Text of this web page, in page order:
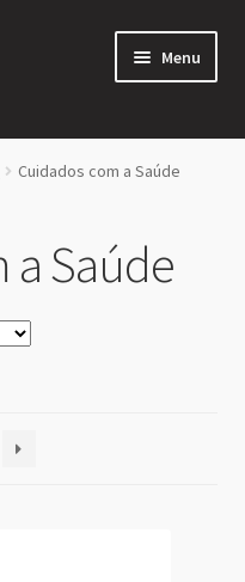
Menu
Cuidados com a Saúde
a Saúde